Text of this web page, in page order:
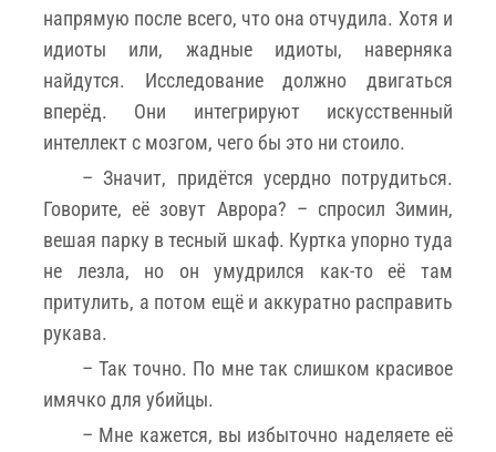
напрямую после всего, что она отчудила. Хотя и
идиоты или, жадные идиоты, наверняка
найдутся. Исследование должно двигаться
вперёд. Они интегрируют искусственный
интеллект с мозгом, чего бы это ни стоило.
– Значит, придётся усердно потрудиться.
Говорите, её зовут Аврора? – спросил Зимин,
вешая парку в тесный шкаф. Куртка упорно туда
не лезла, но он умудрился как-то её там
притулить, а потом ещё и аккуратно расправить
рукава.
– Так точно. По мне так слишком красивое
имячко для убийцы.
– Мне кажется, вы избыточно наделяете её